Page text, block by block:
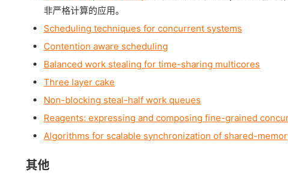
非严格计算的应用。
Scheduling techniques for concurrent systems
Contention aware scheduling
Balanced work stealing for time-sharing multicores
Three layer cake
Non-blocking steal-half work queues
Reagents: expressing and composing fine-grained
Algorithms for scalable synchronization of shared-
其他